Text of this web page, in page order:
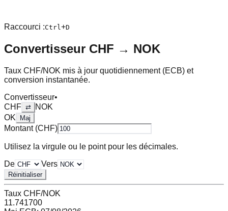
Raccourci :Ctrl+D
Convertisseur CHF → NOK
Taux CHF/NOK mis à jour quotidiennement (ECB) et
conversion instantanée.
Convertisseur•
CHF ⇄
NOK
OK
Maj
Montant (CHF)
Utilisez la virgule ou le point pour les décimales.
De
Vers
Réinitialiser
Taux CHF/NOK
11.741700